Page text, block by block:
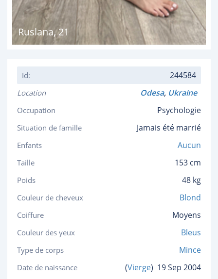
Ruslana,21
Id: 244584
Location Odesa, Ukraine
Occupation Psychologie
Situation de famille Jamais été marrié
Enfants Aucun
Taille 153 cm
Poids 48 kg
Couleur de cheveux Blond
Coiffure Moyens
Couleur des yeux Bleus
Type de corps Mince
Date de naissance (Vierge) 19 Sep 2004